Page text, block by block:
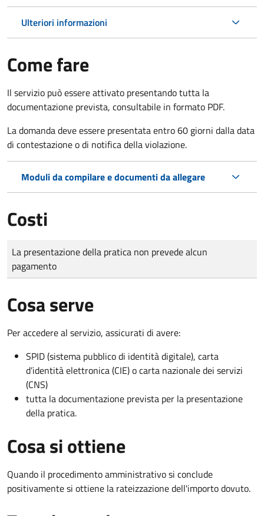
Ulteriori informazioni
Come fare
Il servizio può essere attivato presentando tutta la
documentazione prevista, consultabile in formato PDF.
La domanda deve essere presentata entro 60 giorni dalla data
di contestazione o di notifica della violazione.
Moduli da compilare e documenti da allegare
Costi
Tipo di pagamento
Importo
La presentazione della pratica non prevede alcun
pagamento
Cosa serve
Per accedere al servizio, assicurati di avere:
SPID (sistema pubblico di identità digitale), carta
d’identità elettronica (CIE) o carta nazionale dei servizi
(CNS)
tutta la documentazione prevista per la presentazione
della pratica.
Cosa si ottiene
Quando il procedimento amministrativo si conclude
positivamente si ottiene la rateizzazione dell'importo dovuto.